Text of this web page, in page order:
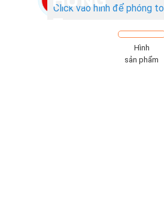
Click vào hình để phóng to
Hình
sản phẩm